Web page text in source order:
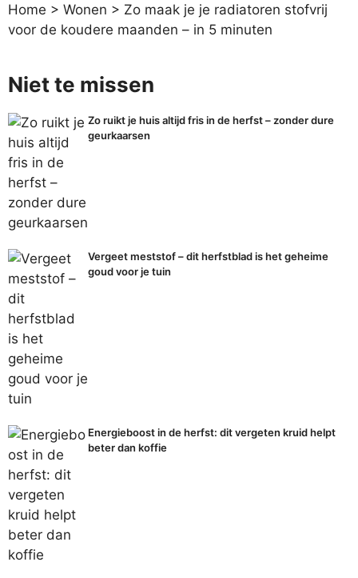
Home > Wonen > Zo maak je je radiatoren stofvrij
voor de koudere maanden – in 5 minuten
Niet te missen
Zo ruikt je huis altijd fris in de herfst – zonder dure
geurkaarsen
Vergeet meststof – dit herfstblad is het geheime
goud voor je tuin
Energieboost in de herfst: dit vergeten kruid helpt
beter dan koffie